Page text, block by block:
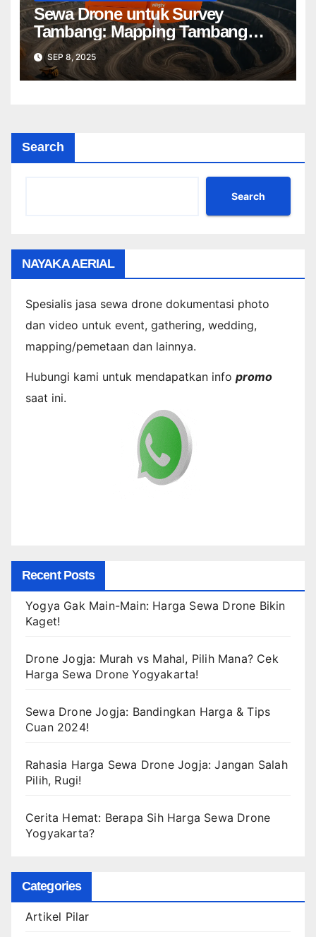
Sewa Drone untuk Survey
Tambang: Mapping Tambang
Profesional Lebih Cepat & Akurat
SEP 8, 2025
Search
Search
NAYAKA AERIAL
Spesialis jasa sewa drone dokumentasi photo
dan video untuk event, gathering, wedding,
mapping/pemetaan dan lainnya.
Hubungi kami untuk mendapatkan info promo
saat ini.
Recent Posts
Yogya Gak Main-Main: Harga Sewa Drone Bikin
Kaget!
Drone Jogja: Murah vs Mahal, Pilih Mana? Cek
Harga Sewa Drone Yogyakarta!
Sewa Drone Jogja: Bandingkan Harga & Tips
Cuan 2024!
Rahasia Harga Sewa Drone Jogja: Jangan Salah
Pilih, Rugi!
Cerita Hemat: Berapa Sih Harga Sewa Drone
Yogyakarta?
Categories
Artikel Pilar